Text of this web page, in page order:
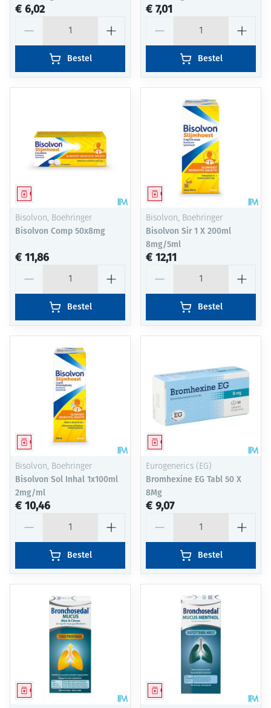
€ 6,02
Bestel
€ 7,01
Bestel
Geneesmiddel
Bisolvon, Boehringer
Bisolvon Comp 50x8mg
€ 11,86
Bestel
Geneesmiddel
Bisolvon, Boehringer
Bisolvon Sir 1 X 200ml
8mg/5ml
€ 12,11
Bestel
Geneesmiddel
Bisolvon, Boehringer
Bisolvon Sol Inhal 1x100ml
2mg/ml
€ 10,46
Bestel
Geneesmiddel
Eurogenerics (EG)
Bromhexine EG Tabl 50 X
8Mg
€ 9,07
Bestel
Geneesmiddel Geneesmiddel